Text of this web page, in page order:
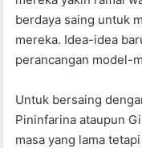
berdaya saing untuk
mereka. Idea-idea
perancangan model-
Untuk bersaing
Pininfarina ataupun
masa yang lama